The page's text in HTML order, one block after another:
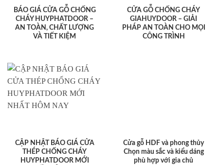
BÁO GIÁ CỬA GỖ CHỐNG
CHÁY HUYPHATDOOR –
AN TOÀN, CHẤT LƯỢNG
VÀ TIẾT KIỆM
CỬA GỖ CHỐNG CHÁY
GIAHUYDOOR – GIẢI
PHÁP AN TOÀN CHO MỌI
CÔNG TRÌNH
CẬP NHẬT BÁO GIÁ CỬA
THÉP CHỐNG CHÁY
HUYPHATDOOR MỚI
Cửa gỗ HDF và phong thủy
Chọn màu sắc và kiểu dáng
phù hợp với gia chủ